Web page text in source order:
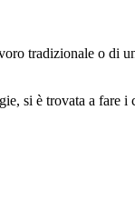
tradizionale o di
si è trovata a fare